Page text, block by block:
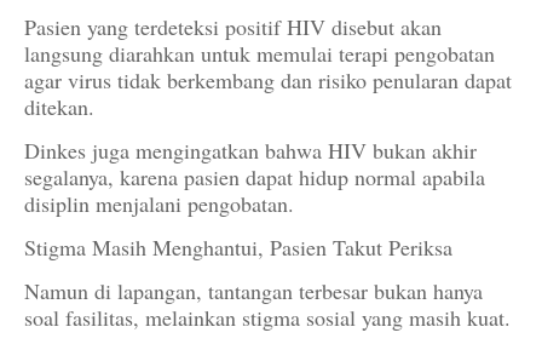
Pasien yang terdeteksi positif HIV disebut akan
langsung diarahkan untuk memulai terapi pengobatan
agar virus tidak berkembang dan risiko penularan dapat
ditekan.
Dinkes juga mengingatkan bahwa HIV bukan akhir
segalanya, karena pasien dapat hidup normal apabila
disiplin menjalani pengobatan.
Stigma Masih Menghantui, Pasien Takut Periksa
Namun di lapangan, tantangan terbesar bukan hanya
soal fasilitas, melainkan stigma sosial yang masih kuat.